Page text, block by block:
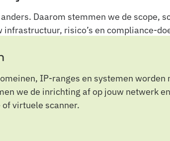
Daarom stemmen we de scope,
infrastructuur, risico’s en compliance-
IP-ranges en systemen worden
we de inrichting af op jouw netwerk
virtuele scanner.